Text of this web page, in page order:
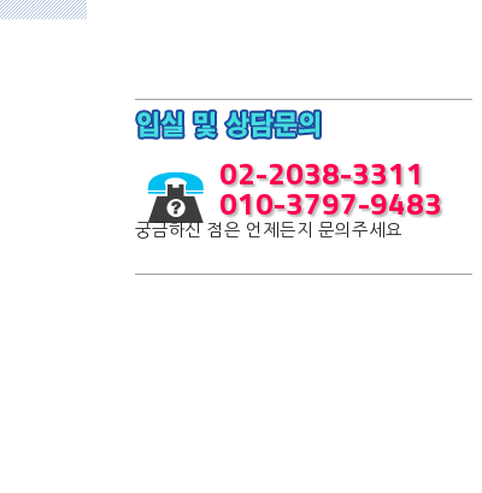
02-2038-3311
010-3797-9483
궁금하신 점은 언제든지 문의주세요